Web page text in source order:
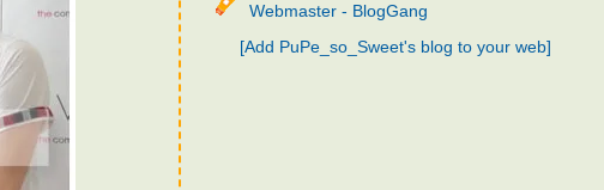
Webmaster - BlogGang
[Add PuPe_so_Sweet's blog to your web]